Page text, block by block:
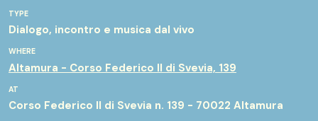
TYPE
Dialogo, incontro e musica dal vivo
WHERE
Altamura - Corso Federico II di Svevia, 139
AT
Corso Federico II di Svevia n. 139 - 70022 Altamura